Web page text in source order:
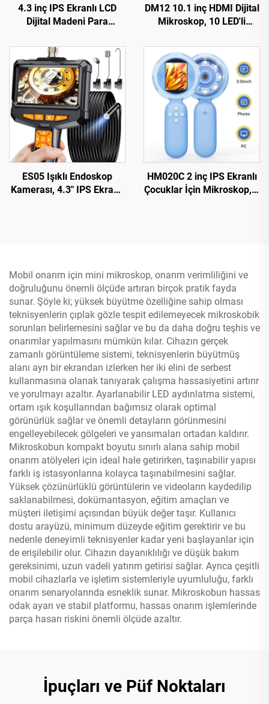
4.3 inç IPS Ekranlı LCD
Dijital Madeni Para
Madeni Para Büyüteç
DM12 10.1 inç HDMI Dijital
Mikroskop, 10 LED'li
Mikroskobu
ES05 Işıklı Endoskop
Kamerası, 4.3" IPS Ekranlı
HM020C 2 inç IPS Ekranlı
Çocuklar İçin Mikroskop, 8
Mobil onarım için mini mikroskop, onarım verimliliğini ve
doğruluğunu önemli ölçüde artıran birçok pratik fayda
sunar. Şöyle ki; yüksek büyütme özelliğine sahip olması
teknisyenlerin çıplak gözle tespit edilemeyecek mikroskobik
sorunları belirlemesini sağlar ve bu da daha doğru teşhis ve
onarımlar yapılmasını mümkün kılar. Cihazın gerçek
zamanlı görüntüleme sistemi, teknisyenlerin büyütmüş
alanı ayrı bir ekrandan izlerken her iki elini de serbest
kullanmasına olanak tanıyarak çalışma hassasiyetini artırır
ve yorulmayı azaltır. Ayarlanabilir LED aydınlatma sistemi,
ortam ışık koşullarından bağımsız olarak optimal
görünürlük sağlar ve önemli detayların görünmesini
engelleyebilecek gölgeleri ve yansımaları ortadan kaldırır.
Mikroskobun kompakt boyutu sınırlı alana sahip mobil
onarım atölyeleri için ideal hale getirirken, taşınabilir yapısı
farklı iş istasyonlarına kolayca taşınabilmesini sağlar.
Yüksek çözünürlüklü görüntülerin ve videoların kaydedilip
saklanabilmesi, dokümantasyon, eğitim amaçları ve
müşteri iletişimi açısından büyük değer taşır. Kullanıcı
dostu arayüzü, minimum düzeyde eğitim gerektirir ve bu
nedenle deneyimli teknisyenler kadar yeni başlayanlar için
de erişilebilir olur. Cihazın dayanıklılığı ve düşük bakım
gereksinimi, uzun vadeli yatırım getirisi sağlar. Ayrıca çeşitli
mobil cihazlarla ve işletim sistemleriyle uyumluluğu, farklı
onarım senaryolarında esneklik sunar. Mikroskobun hassas
odak ayarı ve stabil platformu, hassas onarım işlemlerinde
parça hasarı riskini önemli ölçüde azaltır.
İpuçları ve Püf Noktaları